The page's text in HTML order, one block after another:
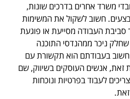
משרד אחרים בדרכים שונות,
חשוב לשקול את המשימות
סביבת העבודה מסייעת או פוגעת
ניכר ממהנדסי התוכנה
בעבודתם הוא תקשורת עם
זאת, אנשים העוסקים בשיווק, שם
לעבוד בפרטיות ונוכחות